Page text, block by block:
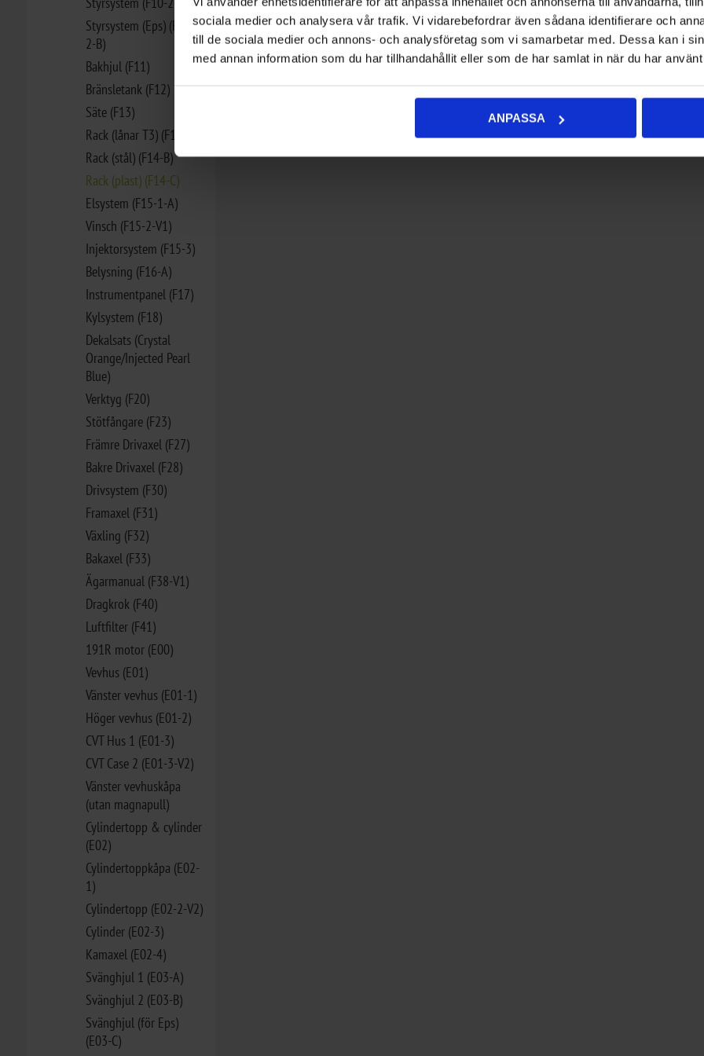
sociala medier och analysera vår trafik. Vi vidarebefordrar även sådana identifierare och
till de sociala medier och annons- och analysföretag som vi samarbetar med. Dessa kan i
med annan information som du har tillhandahållit eller som de har samlat in när du har
ANPASSA
Styrsystem (Eps) (F10-
2-B)
Bakhjul (F11)
Bränsletank (F12)
Säte (F13)
Rack (lånar T3) (F14-A)
Rack (stål) (F14-B)
Rack (plast) (F14-C)
Elsystem (F15-1-A)
Vinsch (F15-2-V1)
Injektorsystem (F15-3)
Belysning (F16-A)
Instrumentpanel (F17)
Kylsystem (F18)
Dekalsats (Crystal
Orange/Injected Pearl
Blue)
Verktyg (F20)
Stötfångare (F23)
Främre Drivaxel (F27)
Bakre Drivaxel (F28)
Drivsystem (F30)
Framaxel (F31)
Växling (F32)
Bakaxel (F33)
Ägarmanual (F38-V1)
Dragkrok (F40)
Luftfilter (F41)
191R motor (E00)
Vevhus (E01)
Vänster vevhus (E01-1)
Höger vevhus (E01-2)
CVT Hus 1 (E01-3)
CVT Case 2 (E01-3-V2)
Vänster vevhuskåpa
(utan magnapull)
Cylindertopp & cylinder
(E02)
Cylindertoppkåpa (E02-
1)
Cylindertopp (E02-2-V2)
Cylinder (E02-3)
Kamaxel (E02-4)
Svänghjul 1 (E03-A)
Svänghjul 2 (E03-B)
Svänghjul (för Eps)
(E03-C)
32,00 kr
LÄGG I VARUKORG